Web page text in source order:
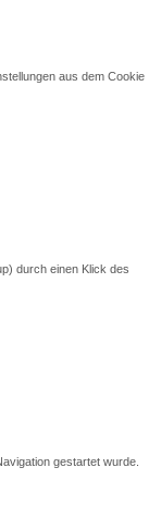
aus dem Cookie
durch einen Klick des
gestartet wurde.